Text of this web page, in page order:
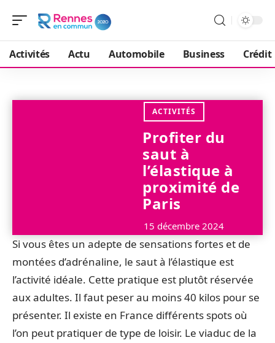
Activités Actu Automobile Business Crédit
ACTIVITÉS
Profiter du
saut à
l’élastique à
proximité de
Paris
15 décembre 2024
Si vous êtes un adepte de sensations fortes et de
montées d’adrénaline, le saut à l’élastique est
l’activité idéale. Cette pratique est plutôt réservée
aux adultes. Il faut peser au moins 40 kilos pour se
présenter. Il existe en France différents spots où
l’on peut pratiquer de type de loisir. Le viaduc de la